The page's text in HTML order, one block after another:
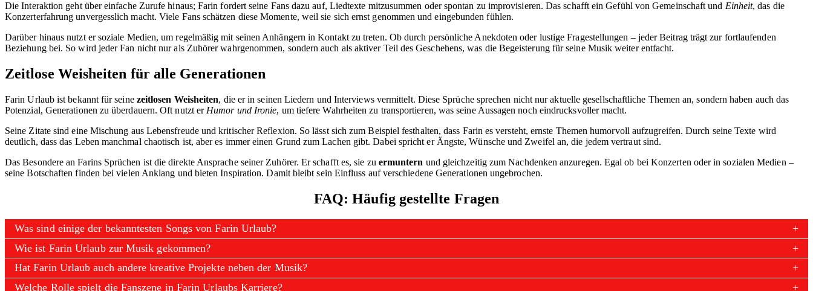
Die Interaktion geht über einfache Zurufe hinaus; Farin fordert seine Fans dazu auf, Liedtexte mitzusummen oder spontan zu improvisieren. Das schafft ein Gefühl von Gemeinschaft und Einheit, das die
Konzerterfahrung unvergesslich macht. Viele Fans schätzen diese Momente, weil sie sich ernst genommen und eingebunden fühlen.
Darüber hinaus nutzt er soziale Medien, um regelmäßig mit seinen Anhängern in Kontakt zu treten. Ob durch persönliche Anekdoten oder lustige Fragestellungen – jeder Beitrag trägt zur fortlaufenden
Beziehung bei. So wird jeder Fan nicht nur als Zuhörer wahrgenommen, sondern auch als aktiver Teil des Geschehens, was die Begeisterung für seine Musik weiter entfacht.
Zeitlose Weisheiten für alle Generationen
Farin Urlaub ist bekannt für seine zeitlosen Weisheiten, die er in seinen Liedern und Interviews vermittelt. Diese Sprüche sprechen nicht nur aktuelle gesellschaftliche Themen an, sondern haben auch das
Potenzial, Generationen zu überdauern. Oft nutzt er Humor und Ironie, um tiefere Wahrheiten zu transportieren, was seine Aussagen noch eindrucksvoller macht.
Seine Zitate sind eine Mischung aus Lebensfreude und kritischer Reflexion. So lässt sich zum Beispiel festhalten, dass Farin es versteht, ernste Themen humorvoll aufzugreifen. Durch seine Texte wird
deutlich, dass das Leben manchmal chaotisch ist, aber es immer einen Grund zum Lachen gibt. Dabei spricht er Ängste, Wünsche und Zweifel an, die jedem vertraut sind.
Das Besondere an Farins Sprüchen ist die direkte Ansprache seiner Zuhörer. Er schafft es, sie zu ermuntern und gleichzeitig zum Nachdenken anzuregen. Egal ob bei Konzerten oder in sozialen Medien –
seine Botschaften finden bei vielen Anklang und bieten Inspiration. Damit bleibt sein Einfluss auf verschiedene Generationen ungebrochen.
FAQ: Häufig gestellte Fragen
Was sind einige der bekanntesten Songs von Farin Urlaub?
Wie ist Farin Urlaub zur Musik gekommen?
Hat Farin Urlaub auch andere kreative Projekte neben der Musik?
Welche Rolle spielt die Fanszene in Farin Urlaubs Karriere?